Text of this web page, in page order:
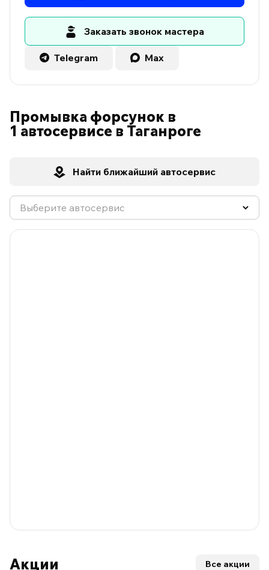
Заказать звонок мастера
Telegram Max
Промывка форсунок в
1 автосервисе в Таганроге
Найти ближайший автосервис
Акции Все акции